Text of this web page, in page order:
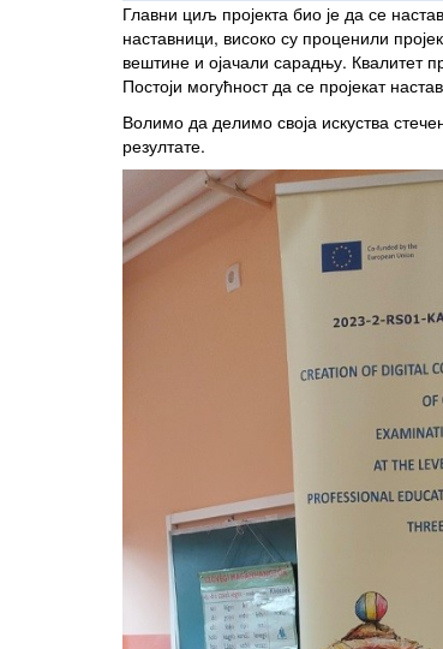
Главни циљ пројекта био је да се
наставници, високо су проценили
вештине и ојачали сарадњу. Квалитет
Постоји могућност да се пројекат
Волимо да делимо своја искуства
резултате.